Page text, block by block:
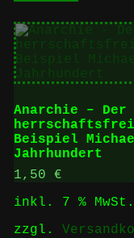
Anarchie – Der
Beispiel
Jahrhundert
1,50 €
inkl. 7 % MwSt.
zzgl.